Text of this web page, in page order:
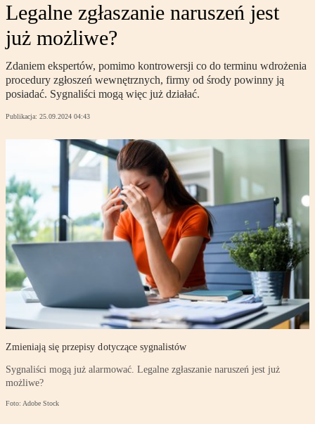
Legalne zgłaszanie naruszeń jest
już możliwe?
Zdaniem ekspertów, pomimo kontrowersji co do terminu wdrożenia
procedury zgłoszeń wewnętrznych, firmy od środy powinny ją
posiadać. Sygnaliści mogą więc już działać.
Publikacja: 25.09.2024 04:43
Zmieniają się przepisy dotyczące sygnalistów
Sygnaliści mogą już alarmować. Legalne zgłaszanie naruszeń jest już
możliwe?
Foto: Adobe Stock